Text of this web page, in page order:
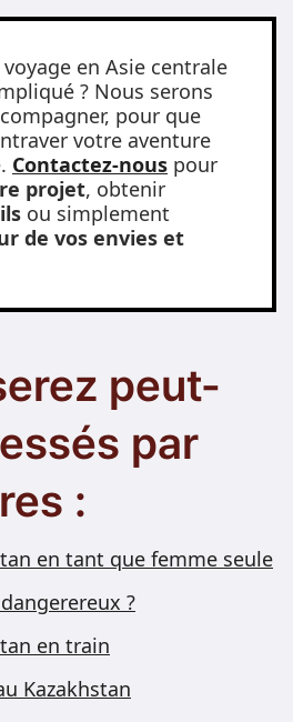
en Asie centrale
? Nous serons
pour que
votre aventure
Contactez-nous pour
projet, obtenir
ou simplement
de vos envies et
peut-
par
:
en tant que femme seule
?
en train
Kazakhstan